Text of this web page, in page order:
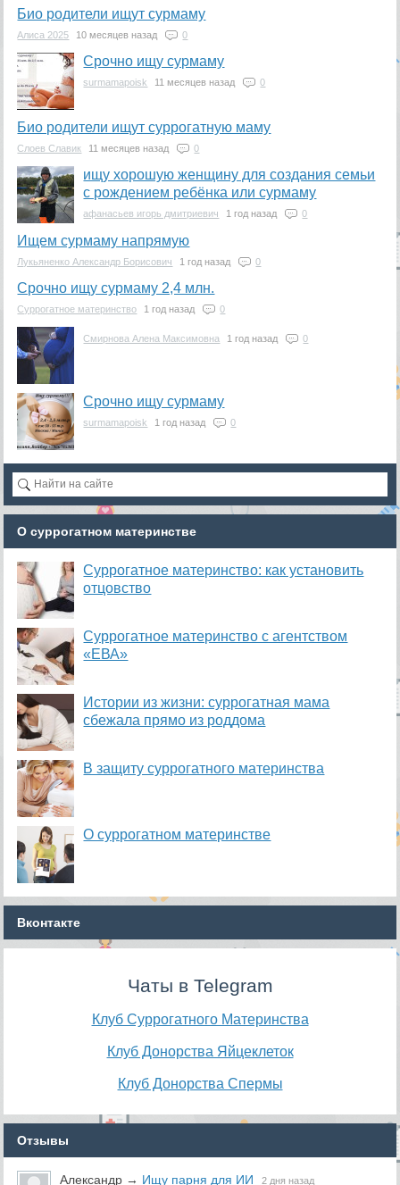
Био родители ищут сурмаму
Алиса 2025 10 месяцев назад 0
Срочно ищу сурмаму
surmamapoisk 11 месяцев назад 0
Био родители ищут суррогатную маму
Слоев Славик 11 месяцев назад 0
ищу хорошую женщину для создания семьи
с рождением ребёнка или сурмаму
афанасьев игорь дмитриевич 1 год назад 0
Ищем сурмаму напрямую
Лукьяненко Александр Борисович 1 год назад 0
Срочно ищу сурмаму 2,4 млн.
Суррогатное материнство 1 год назад 0
Смирнова Алена Максимовна 1 год назад 0
Срочно ищу сурмаму
surmamapoisk 1 год назад 0
О суррогатном материнстве
Суррогатное материнство: как установить
отцовство
Суррогатное материнство с агентством
«ЕВА»
Истории из жизни: суррогатная мама
сбежала прямо из роддома
В защиту суррогатного материнства
О суррогатном материнстве
Вконтакте
Чаты в Telegram
Клуб Суррогатного Материнства
Клуб Донорства Яйцеклеток
Клуб Донорства Спермы
Отзывы
Александр → Ищу парня для ИИ 2 дня назад